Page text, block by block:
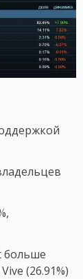
больше
(26.91%)